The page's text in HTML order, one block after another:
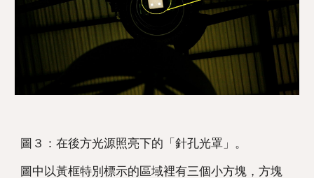
圖３：在後方光源照亮下的「針孔光罩」。
圖中以黃框特別標示的區域裡有三個小方塊，方塊